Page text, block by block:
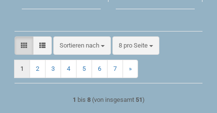
Sortieren nach
Sortieren nach 8 pro Seite
pro Seite
1 2 3 4 5 6 7 »
1 bis 8(von insgesamt 51)